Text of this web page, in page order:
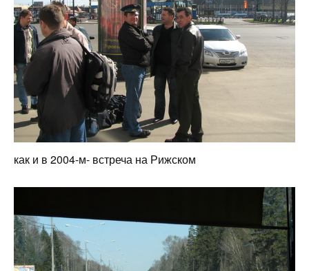
как и в 2004-м- встреча на Рижском